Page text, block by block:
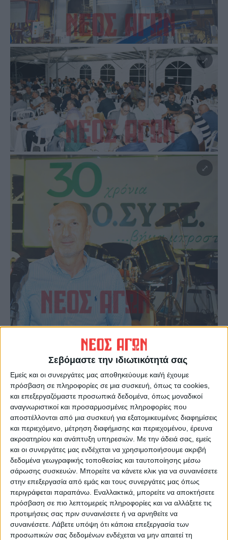
Σεβόμαστε την ιδιωτικότητά σας
Εμείς και οι συνεργάτες μας αποθηκεύουμε και/ή έχουμε
πρόσβαση σε πληροφορίες σε μια συσκευή, όπως τα cookies,
και επεξεργαζόμαστε προσωπικά δεδομένα, όπως μοναδικοί
αναγνωριστικοί και προσαρμοσμένες πληροφορίες που
αποστέλλονται από μια συσκευή για εξατομικευμένες διαφημίσεις
και περιεχόμενο, μέτρηση διαφήμισης και περιεχομένου, έρευνα
ακροατηρίου και ανάπτυξη υπηρεσιών. Με την άδειά σας, εμείς
και οι συνεργάτες μας ενδέχεται να χρησιμοποιήσουμε ακριβή
δεδομένα γεωγραφικής τοποθεσίας και ταυτοποίησης μέσω
σάρωσης συσκευών. Μπορείτε να κάνετε κλικ για να συναινέσετε
στην επεξεργασία από εμάς και τους συνεργάτες μας όπως
περιγράφεται παραπάνω. Εναλλακτικά, μπορείτε να αποκτήσετε
πρόσβαση σε πιο λεπτομερείς πληροφορίες και να αλλάξετε τις
προτιμήσεις σας πριν συναινέσετε ή να αρνηθείτε να
συναινέσετε. Λάβετε υπόψη ότι κάποια επεξεργασία των
προσωπικών σας δεδομένων ενδέχεται να μην απαιτεί τη
Οι εγκαταστάσεις του συνεταιρισμού
βρίσκονται στο Δέλτα, σε ένα κομβικό
σημείο για τον νομό Καρδίτσας και τον
κάμπο, εξυπηρετώντας έτσι όλα τα
καταστήματα μέλη του συνεταιρισμού αλλά
και τα υπόλοιπα καταστήματα του Νομού
για την προμήθεια των αγροτικών εφοδίων.